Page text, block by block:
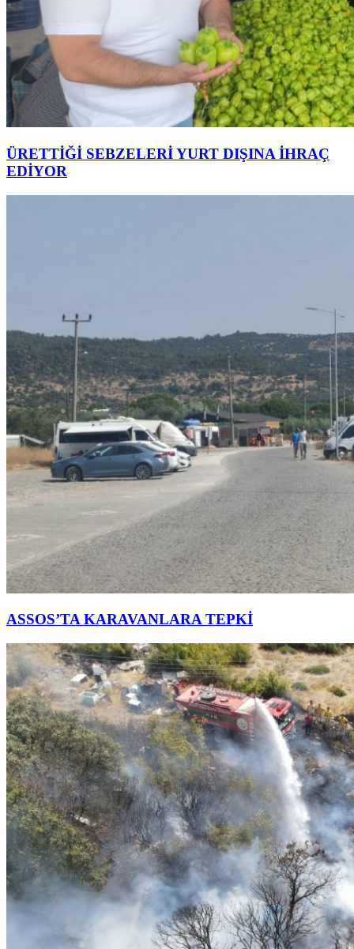
ÜRETTİĞİ SEBZELERİ YURT DIŞINA İHRAÇ
EDİYOR
ASSOS’TA KARAVANLARA TEPKİ